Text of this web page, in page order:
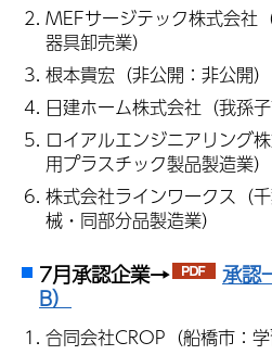
MEFサージテック株式会社
器具卸売業）
根本貴宏（非公開：非公開）
日建ホーム株式会社（我孫
ロイアルエンジニアリング
用プラスチック製品製造業）
株式会社ラインワークス（
械・同部分品製造業）
7月承認企業→ 承認
B）
合同会社CROP（船橋市：学